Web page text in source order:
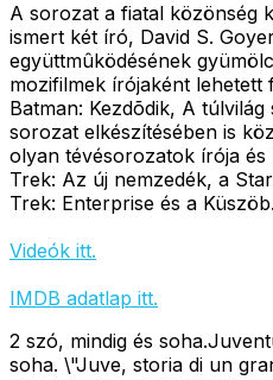
A sorozat a fiatal közönség
ismert két író, David S.
együttmûködésének
mozifilmek írójaként lehetett
Batman: Kezdõdik, A
sorozat elkészítésében is
olyan tévésorozatok írója
Trek: Az új nemzedék, a
Trek: Enterprise és a Küszöb.
Videók itt.
IMDB adatlap itt.
2 szó, mindig és
soha. \"Juve, storia di un